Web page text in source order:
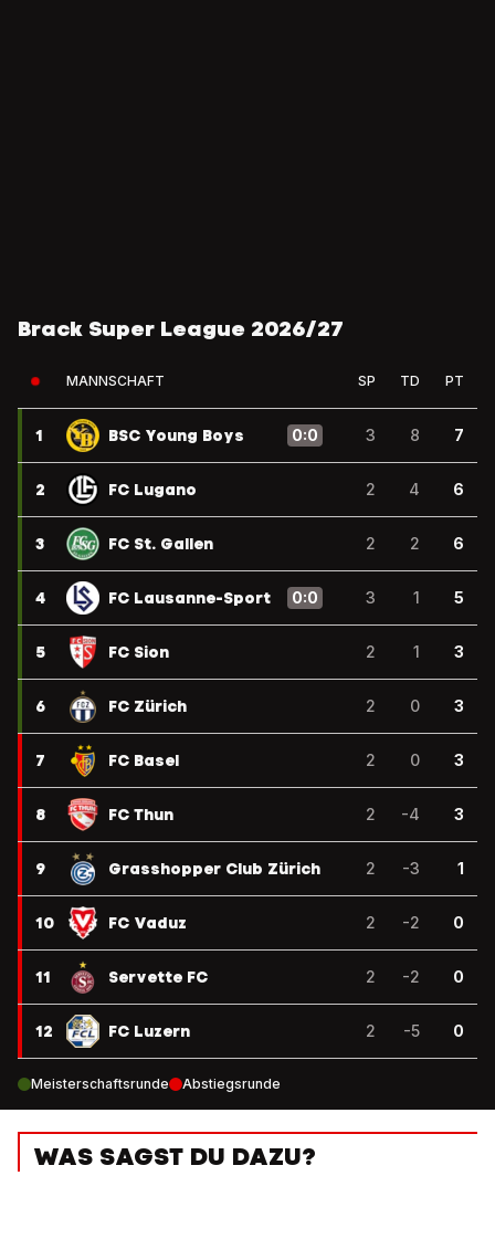
Brack Super League 2026/27
MANNSCHAFT SP TD PT
1 BSC Young Boys 0:0 3 8 7
2 FC Lugano 2 4 6
3 FC St. Gallen 2 2 6
4 FC Lausanne-Sport 0:0 3 1 5
5 FC Sion 2 1 3
6 FC Zürich 2 0 3
7 FC Basel 2 0 3
8 FC Thun 2 -4 3
9 Grasshopper Club Zürich 2 -3 1
10 FC Vaduz 2 -2 0
11 Servette FC 2 -2 0
12 FC Luzern 2 -5 0
Meisterschaftsrunde Abstiegsrunde
WAS SAGST DU DAZU?